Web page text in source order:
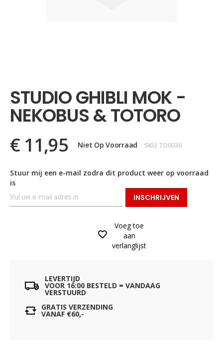
begin
van
de
afbeeldingen-
STUDIO GHIBLI MOK -
NEKOBUS & TOTORO
€ 11,95 Niet Op Voorraad SKU TO0036
Stuur mij een e-mail zodra dit product weer op voorraad
is
INSCHRIJVEN
Voeg toe
aan
verlanglijst
LEVERTIJD
VOOR 16:00 BESTELD = VANDAAG
VERSTUURD
GRATIS VERZENDING
VANAF €60,-